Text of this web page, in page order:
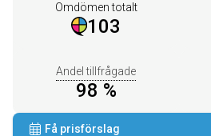
Omdömen totalt
103
Andel tillfrågade
98 %
Få prisförslag